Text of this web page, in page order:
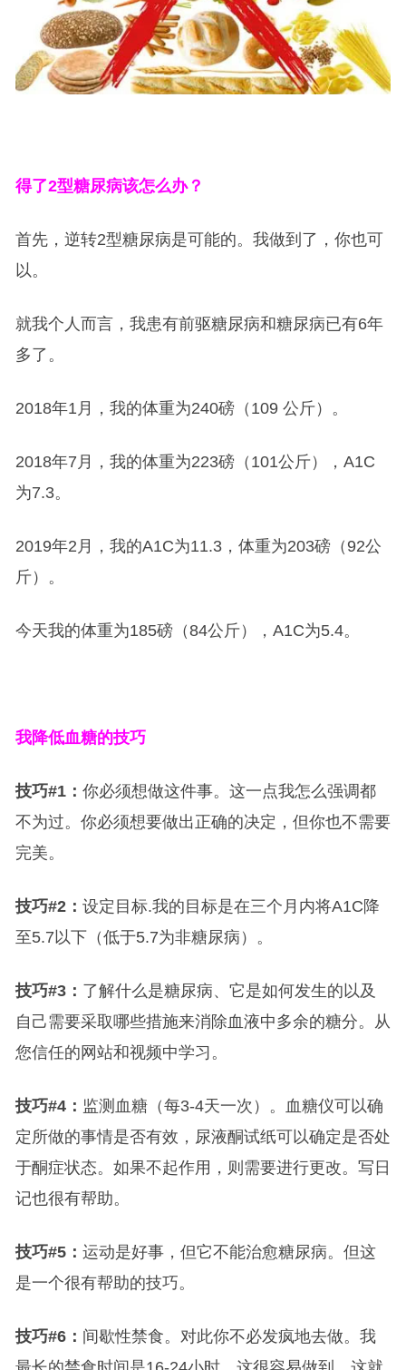
得了2型糖尿病该怎么办？
首先，逆转2型糖尿病是可能的。我做到了，你也可
以。
就我个人而言，我患有前驱糖尿病和糖尿病已有6年
多了。
2018年1月，我的体重为240磅（109 公斤）。
2018年7月，我的体重为223磅（101公斤），A1C
为7.3。
2019年2月，我的A1C为11.3，体重为203磅（92公
斤）。
今天我的体重为185磅（84公斤），A1C为5.4。
我降低血糖的技巧
技巧#1： 你必须想做这件事。这一点我怎么强调都
不为过。你必须想要做出正确的决定，但你也不需要
完美。
技巧#2： 设定目标.我的目标是在三个月内将A1C降
至5.7以下（低于5.7为非糖尿病）。
技巧#3： 了解什么是糖尿病、它是如何发生的以及
自己需要采取哪些措施来消除血液中多余的糖分。从
您信任的网站和视频中学习。
技巧#4： 监测血糖（每3-4天一次）。血糖仪可以确
定所做的事情是否有效，尿液酮试纸可以确定是否处
于酮症状态。如果不起作用，则需要进行更改。写日
记也很有帮助。
技巧#5： 运动是好事，但它不能治愈糖尿病。但这
是一个很有帮助的技巧。
技巧#6： 间歇性禁食。对此你不必发疯地去做。我